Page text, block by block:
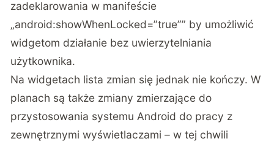
zadeklarowania w manifeście
„android:showWhenLocked=”true”” by umożliwić
widgetom działanie bez uwierzytelniania
użytkownika.
Na widgetach lista zmian się jednak nie kończy. W
planach są także zmiany zmierzające do
przystosowania systemu Android do pracy z
zewnętrznymi wyświetlaczami – w tej chwili